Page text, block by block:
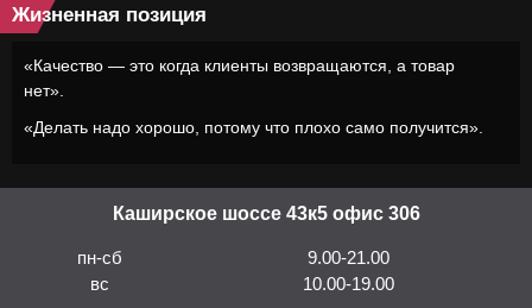
Жизненная позиция
«Качество — это когда клиенты возвращаются, а товар
нет».
«Делать надо хорошо, потому что плохо само получится».
Каширское шоссе 43к5 офис 306
пн-сб
9.00-21.00
вс
10.00-19.00